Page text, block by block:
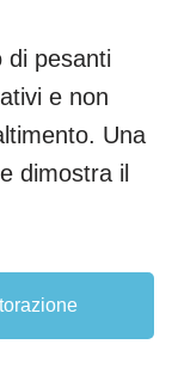
di pesanti
e non
Una
dimostra il